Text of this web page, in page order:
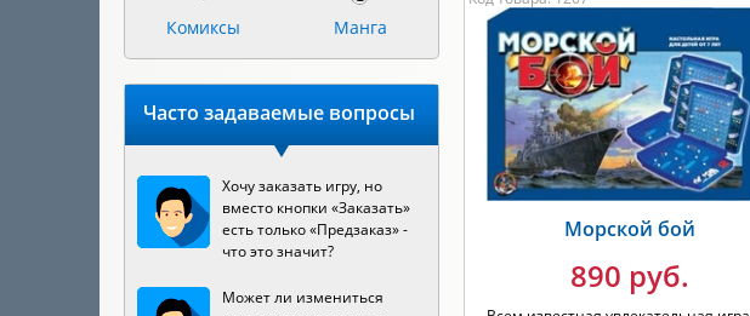
Морской бой
890 руб.
Комиксы Манга
Часто задаваемые вопросы
Хочу заказать игру, но
вместо кнопки «Заказать»
есть только «Предзаказ» -
что это значит?
Может ли измениться